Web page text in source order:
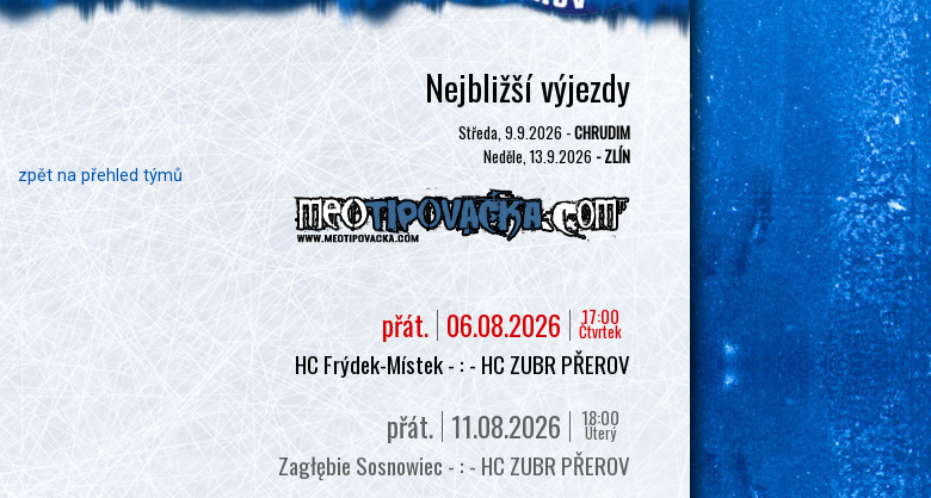
zpět na přehled týmů
Nejbližší výjezdy
Středa, 9.9.2026 -CHRUDIM
Neděle, 13.9.2026 - ZLÍN
17:00
Čtvrtek
06.08.2026
přát.
HC Frýdek-Místek - : - HC ZUBR PŘEROV
18:00
Úterý
11.08.2026
přát.
Zagłębie Sosnowiec - : - HC ZUBR PŘEROV